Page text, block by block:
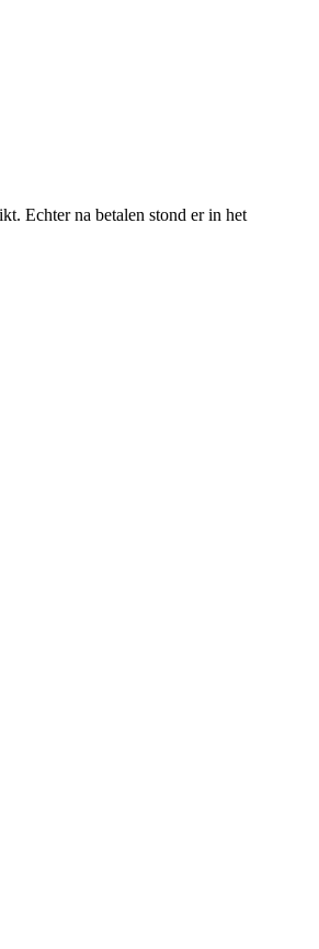
Echter na betalen stond er in het